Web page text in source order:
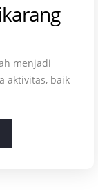
menjadi
aktivitas, baik